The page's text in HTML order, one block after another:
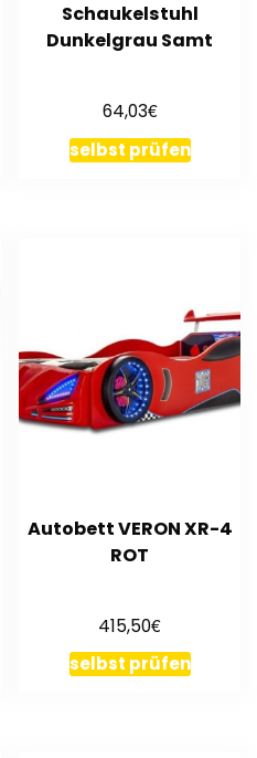
Schaukelstuhl
Dunkelgrau Samt
64,03€
selbst prüfen
Autobett VERON XR-4
ROT
415,50€
selbst prüfen